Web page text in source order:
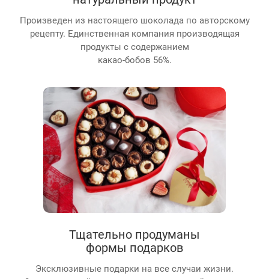
Произведен из настоящего шоколада по авторскому
рецепту. Единственная компания производящая
продукты с содержанием
какао-бобов 56%.
Тщательно продуманы
формы подарков
Эксклюзивные подарки на все случаи жизни.